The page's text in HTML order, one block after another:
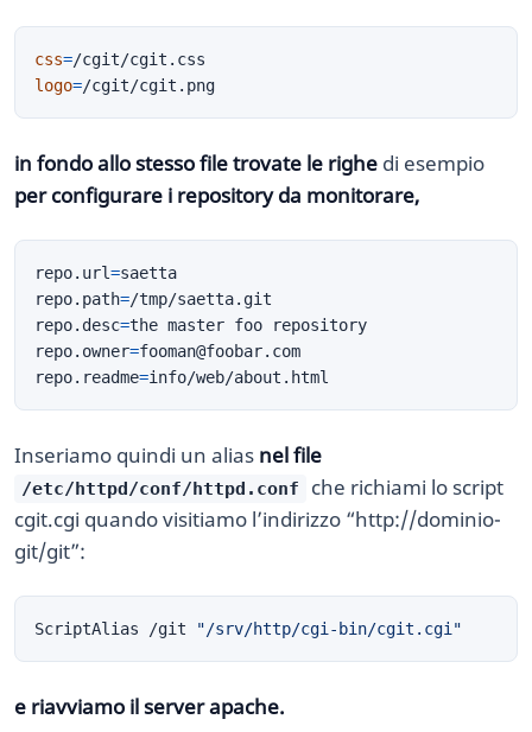
css=
logo=
in fondo allo stesso file trovate le righe di esempio
per configurare i repository da monitorare,
repo.url=
repo.path=
repo.desc=
repo.owner=fooman@foobar.com
repo.readme=
Inseriamo quindi un alias nel file
/etc/httpd/conf/httpd.conf
che richiami lo script
cgit.cgi quando visitiamo l’indirizzo “http://dominio-
git/git”:
ScriptAlias /git "/srv/http/cgi-bin/cgit.cgi"
e riavviamo il server apache.